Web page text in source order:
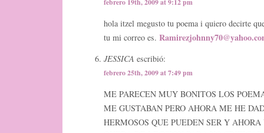
hola itzel megusto tu poema i quiero decirte
tu mi correo es.
JESSICA escribió:
febrero 25th, 2009 at 7:49 pm
ME PARECEN MUY BONITOS LOS
ME GUSTABAN PERO AHORA ME HE
HERMOSOS QUE PUEDEN SER Y